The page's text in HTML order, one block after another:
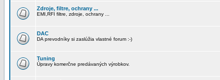
Zdroje, filtre, ochrany ...
EMI,RFI filtre, zdroje, ochrany ...
DAC
DA prevodníky si zaslúžia vlastné forum :-)
Tuning
Úpravy komerčne predávaných výrobkov.